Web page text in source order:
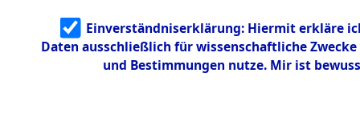
Identifizierun
g
5.3.3
Todesmärsch
Einverständniserklärung: Hiermit erkläre
Daten ausschließlich für wissenschaftliche
und Bestimmungen nutze. Mir ist